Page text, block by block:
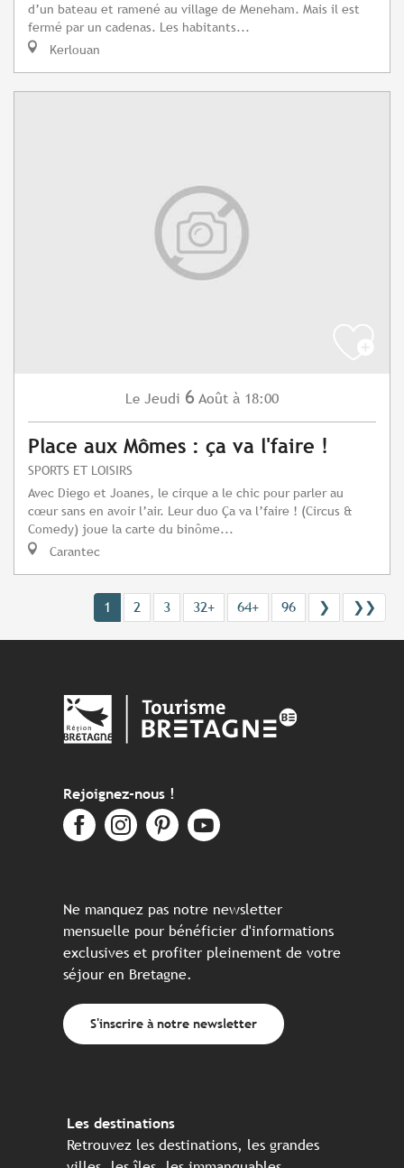
d’un bateau et ramené au village de Meneham. Mais il est
fermé par un cadenas. Les habitants...
Kerlouan
Le Jeudi 6 Août à 18:00
Place aux Mômes : ça va l'faire !
SPORTS ET LOISIRS
Avec Diego et Joanes, le cirque a le chic pour parler au
cœur sans en avoir l’air. Leur duo Ça va l’faire ! (Circus &
Comedy) joue la carte du binôme...
Carantec
1 2 3 32+ 64+ 96 ❯ ❯❯
Rejoignez-nous !
Ne manquez pas notre newsletter
mensuelle pour bénéficier d'informations
exclusives et profiter pleinement de votre
séjour en Bretagne.
S'inscrire à notre newsletter
Les destinations
Retrouvez les destinations, les grandes